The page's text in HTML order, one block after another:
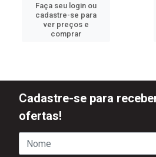
Faça seu login ou
cadastre-se para
ver preços e
comprar
Cadastre-se para
ofertas!